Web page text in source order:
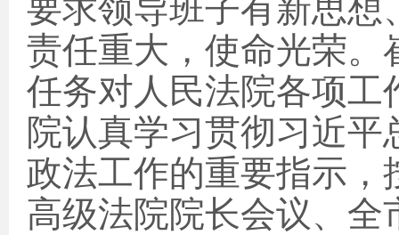
要求领导班子有新思想
责任重大，使命光荣。
任务对人民法院各项工
院认真学习贯彻习近
政法工作的重要指示
高级法院院长会议、